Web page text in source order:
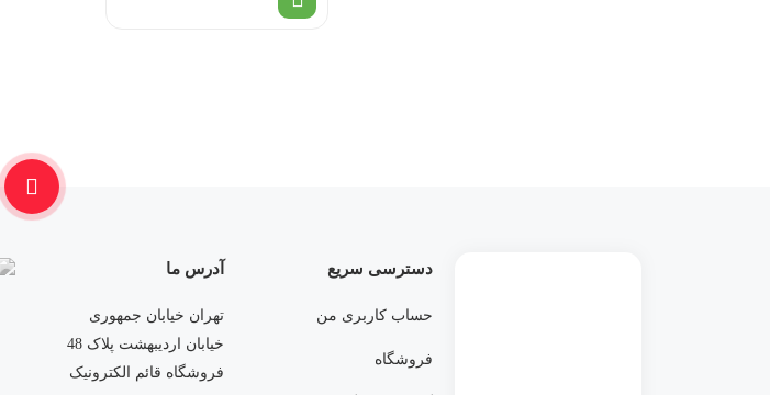
دسترسی سریع
حساب کاربری من
فروشگاه
آدرس ما
تهران خیابان جمهوری
خیابان اردیبهشت پلاک 48
فروشگاه قائم الکترونیک